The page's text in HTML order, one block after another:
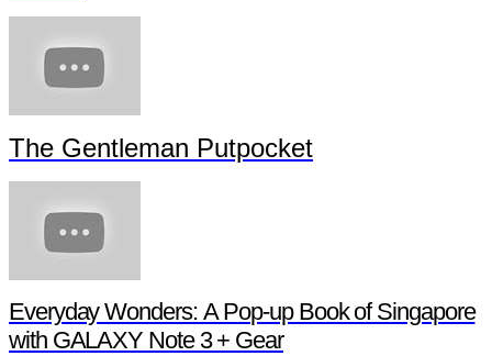
The Gentleman Putpocket
Everyday Wonders: A Pop-up Book of Singapore
with GALAXY Note 3 + Gear